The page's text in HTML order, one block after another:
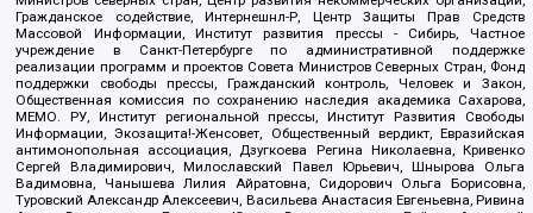
Гражданское содействие, Интернешнл-Р, Центр Защиты Прав Средств
Массовой Информации, Институт развития прессы - Сибирь, Частное
учреждение в Санкт-Петербурге по административной поддержке
реализации программ и проектов Совета Министров Северных Стран, Фонд
поддержки свободы прессы, Гражданский контроль, Человек и Закон,
Общественная комиссия по сохранению наследия академика Сахарова,
МЕМО. РУ, Институт региональной прессы, Институт Развития Свободы
Информации, Экозащита!-Женсовет, Общественный вердикт, Евразийская
антимонопольная ассоциация, Дзугкоева Регина Николаевна, Кривенко
Сергей Владимирович, Милославский Павел Юрьевич, Шнырова Ольга
Вадимовна, Чанышева Лилия Айратовна, Сидорович Ольга Борисовна,
Туровский Александр Алексеевич, Васильева Анастасия Евгеньевна, Ривина